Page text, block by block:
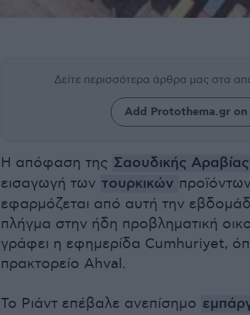
Δείτε περισσότερα άρθρα μας στα
Add Protothema.gr on
Η απόφαση της Σαουδικής Αραβίας
εισαγωγή των τουρκικών
εφαρμόζεται από αυτή την
πλήγμα στην ήδη προβληματική
γράφει η εφημερίδα Cumhuriyet,
πρακτορείο Ahval.
Το Ριάντ επέβαλε ανεπίσημο